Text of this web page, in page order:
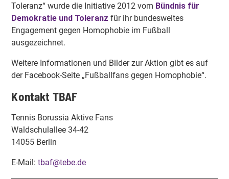
Toleranz“ wurde die Initiative 2012 vom Bündnis für
Demokratie und Toleranz für ihr bundesweites
Engagement gegen Homophobie im Fußball
ausgezeichnet.
Weitere Informationen und Bilder zur Aktion gibt es auf
der Facebook-Seite „Fußballfans gegen Homophobie“.
Kontakt TBAF
Tennis Borussia Aktive Fans
Waldschulallee 34-42
14055 Berlin
E-Mail:tbaf@tebe.de